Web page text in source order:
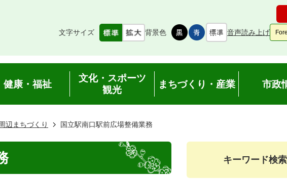
文字サイズ 背景色 音声読み上げ
健康・福祉
文化・スポーツ
観光
まちづくり・産業 市政
辺まちづくり 国立駅南口駅前広場整備業務
キーワード検索